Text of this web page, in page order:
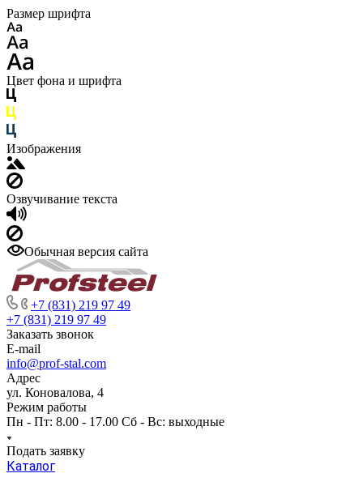
Размер шрифта
Цвет фона и шрифта
Изображения
Озвучивание текста
Обычная версия сайта
+7 (831) 219 97 49
+7 (831) 219 97 49
Заказать звонок
E-mail
info@prof-stal.com
Адрес
ул. Коновалова, 4
Режим работы
Пн - Пт: 8.00 - 17.00 Сб - Вс: выходные
Подать заявку
Каталог